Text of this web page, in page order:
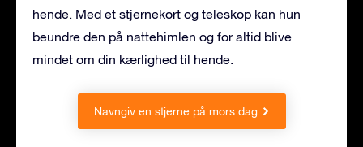
hende. Med et stjernekort og teleskop kan hun
beundre den på nattehimlen og for altid blive
mindet om din kærlighed til hende.
Navngiv en stjerne på mors dag